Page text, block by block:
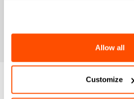
Allow all
Customize